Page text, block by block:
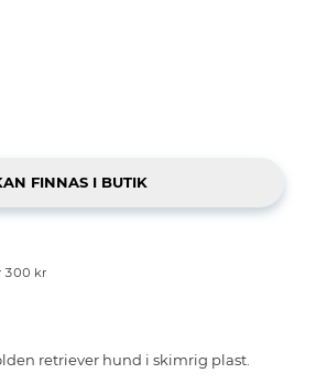
300 kr
retriever hund i skimrig plast.